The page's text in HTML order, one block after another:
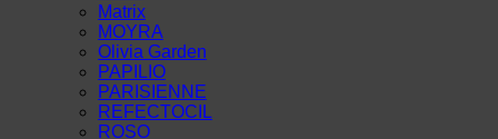
Matrix
MOYRA
Olivia Garden
PAPILIO
PARISIENNE
REFECTOCIL
ROSO